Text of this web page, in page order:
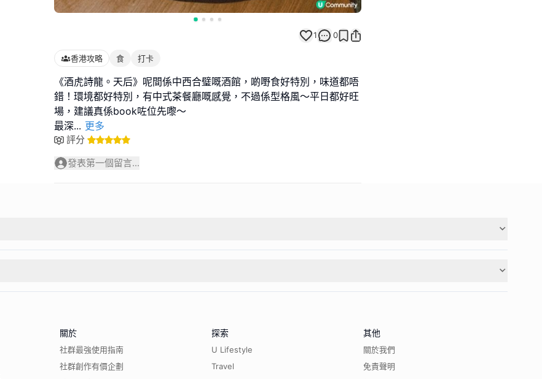
1 0
香港攻略 食 打卡
《酒虎詩龍。天后》呢間係中西合璧嘅酒館，啲嘢食好特別，味道都唔
錯！環境都好特別，有中式茶餐廳嘅感覺，不過係型格風～平日都好旺
場，建議真係book咗位先嚟～
最深... 更多
評分
發表第一個留言...
關於
社群最強使用指南
社群創作有價企劃
探索
U Lifestyle
Travel
其他
關於我們
免責聲明